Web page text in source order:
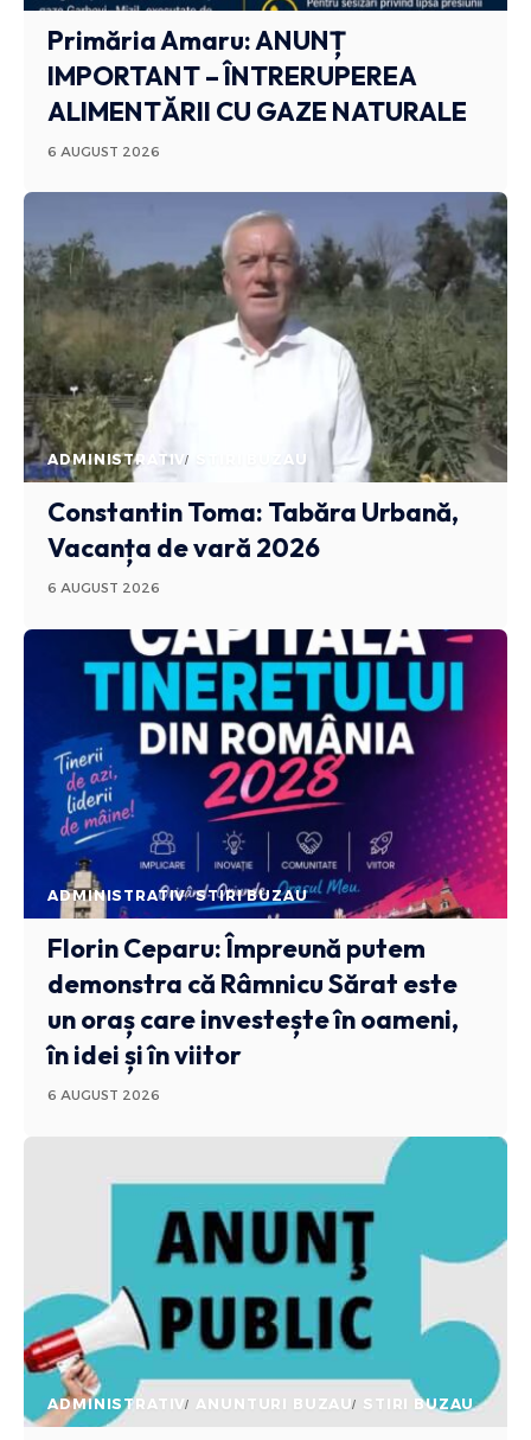
Primăria Amaru: ANUNȚ
IMPORTANT – ÎNTRERUPEREA
ALIMENTĂRII CU GAZE NATURALE
6 AUGUST 2026
ADMINISTRATIV STIRI BUZAU
Constantin Toma: Tabăra Urbană,
Vacanța de vară 2026
6 AUGUST 2026
ADMINISTRATIV STIRI BUZAU
Florin Ceparu: Împreună putem
demonstra că Râmnicu Sărat este
un oraș care investește în oameni,
în idei și în viitor
6 AUGUST 2026
ADMINISTRATIV ANUNTURI BUZAU STIRI BUZAU